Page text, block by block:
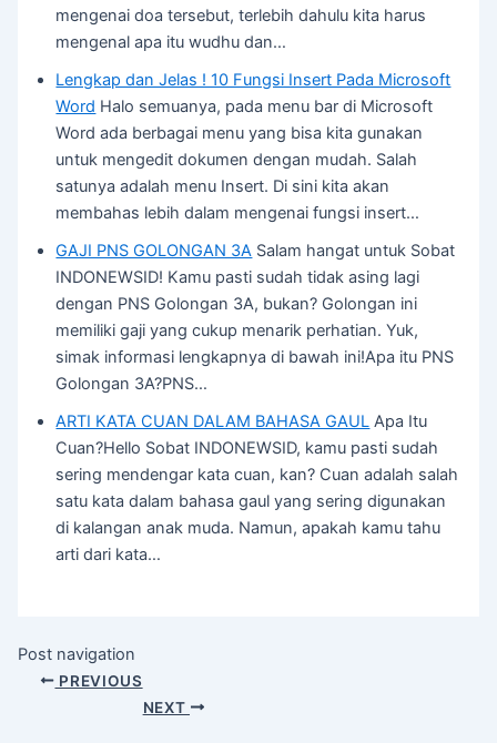
mengenai doa tersebut, terlebih dahulu kita harus
mengenal apa itu wudhu dan…
Lengkap dan Jelas ! 10 Fungsi Insert Pada Microsoft
Word Halo semuanya, pada menu bar di Microsoft
Word ada berbagai menu yang bisa kita gunakan
untuk mengedit dokumen dengan mudah. Salah
satunya adalah menu Insert. Di sini kita akan
membahas lebih dalam mengenai fungsi insert…
GAJI PNS GOLONGAN 3A Salam hangat untuk Sobat
INDONEWSID! Kamu pasti sudah tidak asing lagi
dengan PNS Golongan 3A, bukan? Golongan ini
memiliki gaji yang cukup menarik perhatian. Yuk,
simak informasi lengkapnya di bawah ini!Apa itu PNS
Golongan 3A?PNS…
ARTI KATA CUAN DALAM BAHASA GAUL Apa Itu
Cuan?Hello Sobat INDONEWSID, kamu pasti sudah
sering mendengar kata cuan, kan? Cuan adalah salah
satu kata dalam bahasa gaul yang sering digunakan
di kalangan anak muda. Namun, apakah kamu tahu
arti dari kata…
Post navigation
PREVIOUS
NEXT